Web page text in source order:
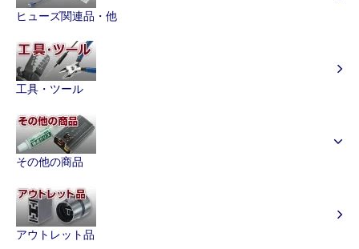
ヒューズ関連品・他
工具・ツール
その他の商品
アウトレット品